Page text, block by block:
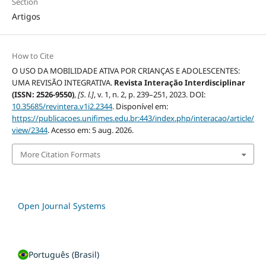
Artigos
How to Cite
O USO DA MOBILIDADE ATIVA POR CRIANÇAS E ADOLESCENTES:
UMA REVISÃO INTEGRATIVA. Revista Interação Interdisciplinar
(ISSN: 2526-9550),[S. l.], v. 1, n. 2, p. 239–251, 2023. DOI:
10.35685/revintera.v1i2.2344. Disponível em:
https://publicacoes.unifimes.edu.br:443/index.php/interacao/article/
view/2344. Acesso em: 5 aug. 2026.
More Citation Formats
Open Journal Systems
Português (Brasil)